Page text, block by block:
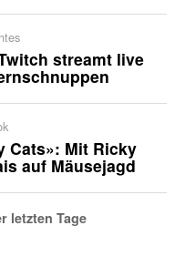
streamt live
Cats»: Mit Ricky
auf Mäusejagd
letzten Tage